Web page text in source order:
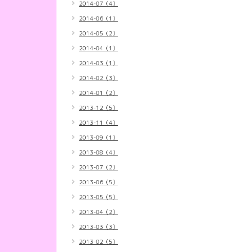
2014-07（4）
2014-06（1）
2014-05（2）
2014-04（1）
2014-03（1）
2014-02（3）
2014-01（2）
2013-12（5）
2013-11（4）
2013-09（1）
2013-08（4）
2013-07（2）
2013-06（5）
2013-05（5）
2013-04（2）
2013-03（3）
2013-02（5）